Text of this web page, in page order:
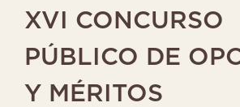
NOTICIAS
XVI CONCURSO
PÚBLICO DE
Y MÉRITOS